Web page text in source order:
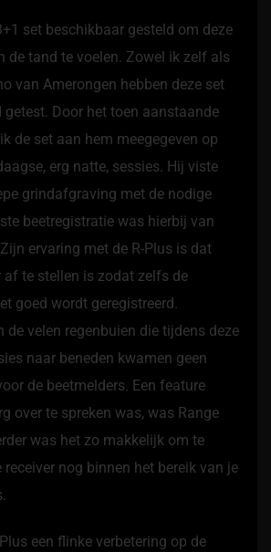
set beschikbaar gesteld om deze
de tand te voelen. Zowel ik zelf als
van Amerongen hebben deze set
Door het toen aanstaande
de set aan hem meegegeven op
erg natte, sessies. Hij viste
grindafgraving met de nodige
beetregistratie was hierbij van
ervaring met de R-Plus is dat
af te stellen is zodat zelfs de
goed wordt geregistreerd.
de velen regenbuien die tijdens deze
naar beneden kwamen geen
de beetmelders. Een feature
over te spreken was, was Range
was het zo makkelijk om te
nog binnen het bereik van je
een flinke verbetering op de